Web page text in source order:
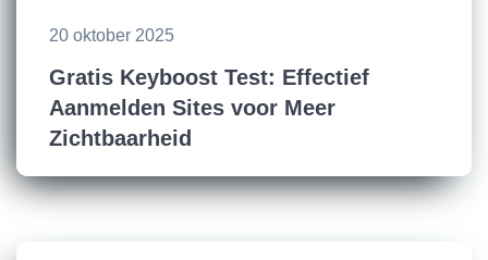
20 oktober 2025
Gratis Keyboost Test: Effectief
Aanmelden Sites voor Meer
Zichtbaarheid